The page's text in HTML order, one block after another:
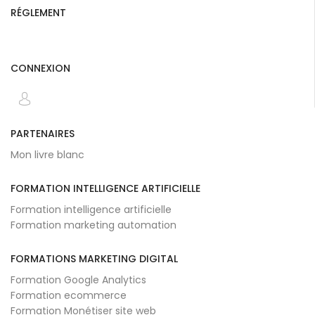
RÉGLEMENT
CONNEXION
PARTENAIRES
Mon livre blanc
FORMATION INTELLIGENCE ARTIFICIELLE
Formation intelligence artificielle
Formation marketing automation
FORMATIONS MARKETING DIGITAL
Formation Google Analytics
Formation ecommerce
Formation Monétiser site web